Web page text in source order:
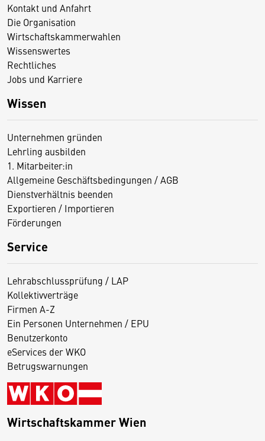
Kontakt und Anfahrt
Die Organisation
Wirtschaftskammerwahlen
Wissenswertes
Rechtliches
Jobs und Karriere
Wissen
Unternehmen gründen
Lehrling ausbilden
1. Mitarbeiter:in
Allgemeine Geschäftsbedingungen / AGB
Dienstverhältnis beenden
Exportieren / Importieren
Förderungen
Service
Lehrabschlussprüfung / LAP
Kollektivverträge
Firmen A-Z
Ein Personen Unternehmen / EPU
Benutzerkonto
eServices der WKO
Betrugswarnungen
Wirtschaftskammer Wien